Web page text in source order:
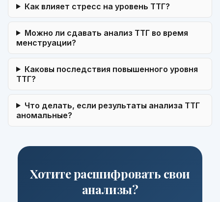
Как влияет стресс на уровень ТТГ?
Можно ли сдавать анализ ТТГ во время
менструации?
Каковы последствия повышенного уровня
ТТГ?
Что делать, если результаты анализа ТТГ
аномальные?
Хотите расшифровать свои
анализы?